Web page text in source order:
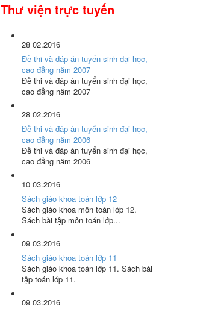
Thư viện trực tuyến
28 02.2016
Đề thi và đáp án tuyển sinh đại học,
cao đẳng năm 2007
Đề thi và đáp án tuyển sinh đại học,
cao đẳng năm 2007
28 02.2016
Đề thi và đáp án tuyển sinh đại học,
cao đẳng năm 2006
Đề thi và đáp án tuyển sinh đại học,
cao đẳng năm 2006
10 03.2016
Sách giáo khoa toán lớp 12
Sách giáo khoa môn toán lớp 12.
Sách bài tập môn toán lớp...
09 03.2016
Sách giáo khoa toán lớp 11
Sách giáo khoa toán lớp 11. Sách bài
tập toán lớp 11.
09 03.2016